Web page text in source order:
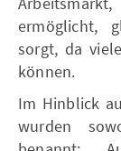
ermöglicht,
sorgt, da
können.
Im Hinblick
wurden